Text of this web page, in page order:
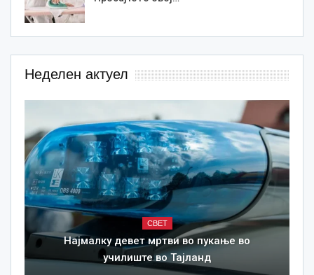
Неделен актуел
СВЕТ
Најмалку девет мртви во пукање во
училиште во Тајланд